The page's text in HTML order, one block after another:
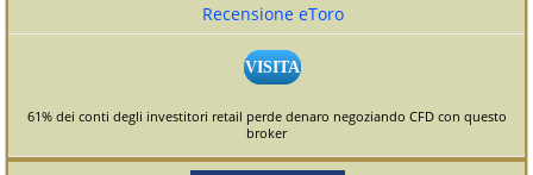
Recensione eToro
VISITA
61% dei conti degli investitori retail perde denaro negoziando CFD con questo
broker